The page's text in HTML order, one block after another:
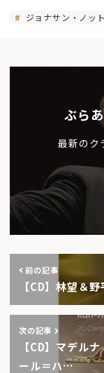
ジョナサン・ノット
ぶら
最新のク
前の記事
【CD】林望＆
次の記事
【CD】マデル
ール＝ハ…